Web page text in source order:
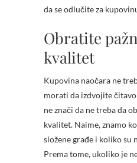
da se odlučite za
Obratite
kvalitet
Kupovina naočara ne
morati da izdvojite
ne znači da ne treba da
kvalitet. Naime, znamo
složene građe i koliko su
Prema tome, ukoliko je